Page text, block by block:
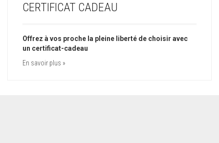
CERTIFICAT CADEAU
Offrez à vos proche la pleine liberté de choisir avec
un certificat-cadeau
En savoir plus »